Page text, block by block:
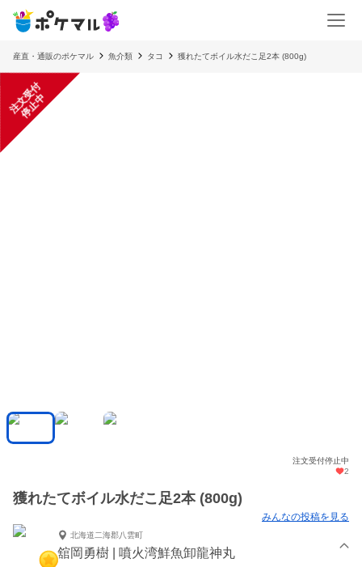
産直・通販のポケマル 魚介類 タコ 獲れたてボイル水だこ足2本 (800g)
注
文
受
付
停
止
中
注文受付停止中
2
獲れたてボイル水だこ足2本 (800g)
みんなの投稿を見る
北海道二海郡八雲町
舘岡勇樹 | 噴火湾鮮魚卸龍神丸